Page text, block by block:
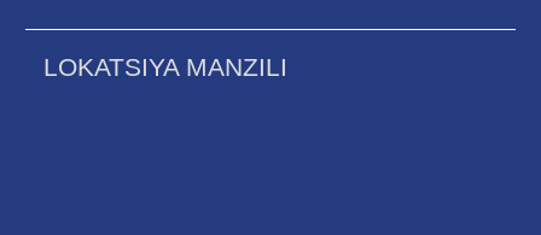
LOKATSIYA MANZILI